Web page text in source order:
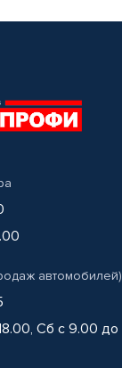
автомобилей)
Сб с 9.00 до